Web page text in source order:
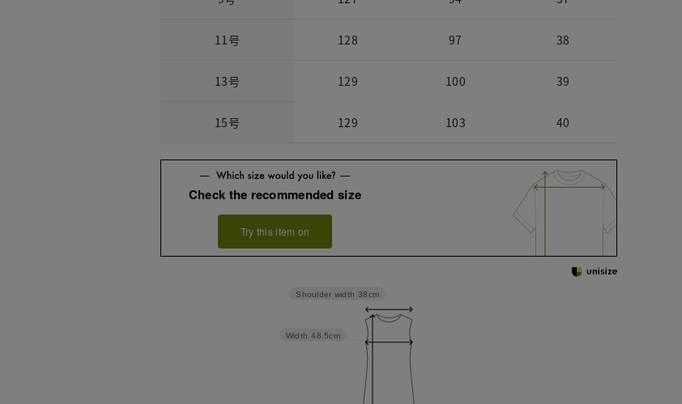
11号 128 97 38
13号 129 100 39
15号 129 103 40
Check the recommended size
Try this item on
Width 48.5cm
Shoulder width 38cm